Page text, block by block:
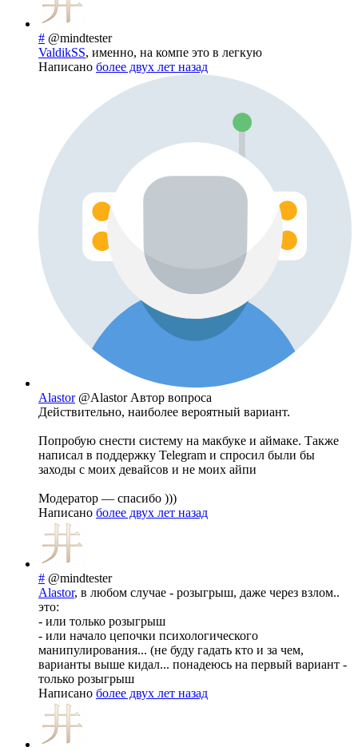
# @mindtester
ValdikSS, именно, на компе это в легкую
Написано более двух лет назад
Alastor @Alastor Автор вопроса
Действительно, наиболее вероятный вариант.
Попробую снести систему на макбуке и аймаке. Также
написал в поддержку Telegram и спросил были бы
заходы с моих девайсов и не моих айпи
Модератор — спасибо )))
Написано более двух лет назад
# @mindtester
Alastor, в любом случае - розыгрыш, даже через взлом..
это:
- или только розыгрыш
- или начало цепочки психологического
манипулирования... (не буду гадать кто и за чем,
варианты выше кидал... понадеюсь на первый вариант -
только розыгрыш
Написано более двух лет назад